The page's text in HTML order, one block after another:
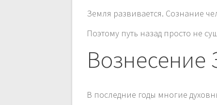
Земля развивается. Сознание
Поэтому путь назад просто не
Вознесение
В последние годы многие